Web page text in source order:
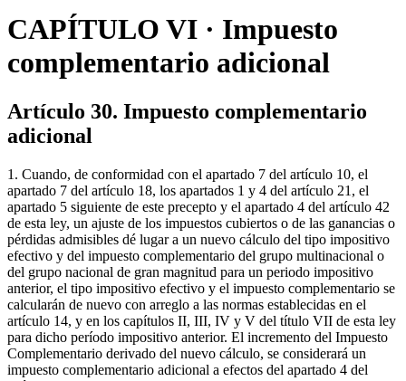
CAPÍTULO VI · Impuesto
complementario adicional
Artículo 30. Impuesto complementario
adicional
1. Cuando, de conformidad con el apartado 7 del artículo 10, el
apartado 7 del artículo 18, los apartados 1 y 4 del artículo 21, el
apartado 5 siguiente de este precepto y el apartado 4 del artículo 42
de esta ley, un ajuste de los impuestos cubiertos o de las ganancias o
pérdidas admisibles dé lugar a un nuevo cálculo del tipo impositivo
efectivo y del impuesto complementario del grupo multinacional o
del grupo nacional de gran magnitud para un periodo impositivo
anterior, el tipo impositivo efectivo y el impuesto complementario se
calcularán de nuevo con arreglo a las normas establecidas en el
artículo 14, y en los capítulos II, III, IV y V del título VII de esta ley
para dicho período impositivo anterior. El incremento del Impuesto
Complementario derivado del nuevo cálculo, se considerará un
impuesto complementario adicional a efectos del apartado 4 del